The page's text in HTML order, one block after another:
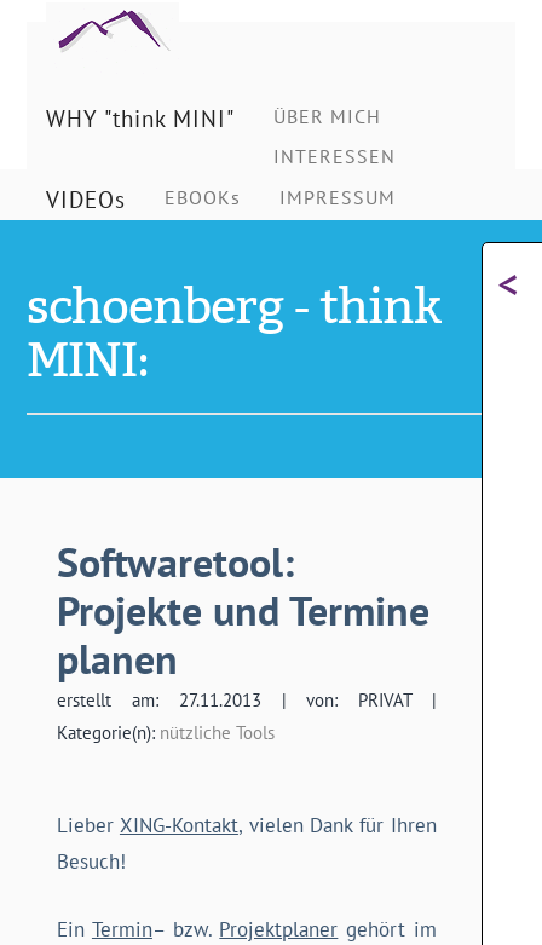
Ing.
Schönberg
Christian
WHY "think MINI"
ÜBER MICH
INTERESSEN
VIDEOs EBOOKs IMPRESSUM
schoenberg - think
MINI:
Softwaretool:
Projekte und Termine
planen
erstellt am: 27.11.2013 | von: PRIVAT |
Kategorie(n): nützliche Tools
Lieber XING-Kontakt, vielen Dank für Ihren
Besuch!
Ein Termin– bzw. Projektplaner gehört im
<